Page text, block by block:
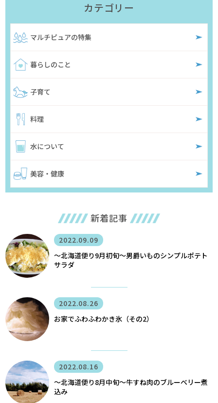
カテゴリー
マルチピュアの特集
暮らしのこと
子育て
料理
水について
美容・健康
新着記事
2022.09.09
〜北海道便り9月初旬～男爵いものシンプルポテト
サラダ
2022.08.26
お家でふわふわかき氷（その2）
2022.08.16
〜北海道便り8月中旬～牛すね肉のブルーベリー煮
込み